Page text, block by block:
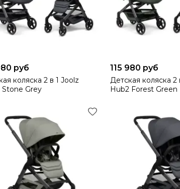
руб
коляска 2 в 1 Joolz
Stone Grey
115 980 руб
Детская коляска 2
Hub2 Forest Green